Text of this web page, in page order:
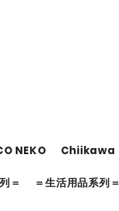
NEKO Chiikawa
＝ ＝生活用品系列＝